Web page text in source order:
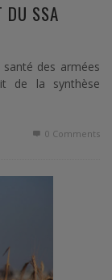
DU SSA
des armées
de la synthèse
0 Comments